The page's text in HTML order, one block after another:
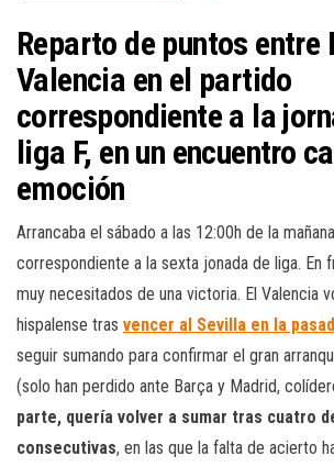
Reparto de puntos entre
Valencia en el partido
correspondiente a la
liga F, en un encuentro
emoción
Arrancaba el sábado a las 12:00h de la
correspondiente a la sexta jonada de liga. En
muy necesitados de una victoria. El Valencia
hispalense tras vencer al Sevilla en la
seguir sumando para confirmar el gran
(solo han perdido ante Barça y Madrid,
parte, quería volver a sumar tras cuatro
consecutivas, en las que la falta de acierto